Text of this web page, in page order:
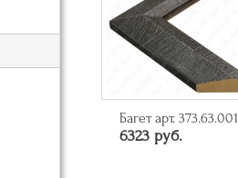
Багет арт. 373.63.001
6323 руб.